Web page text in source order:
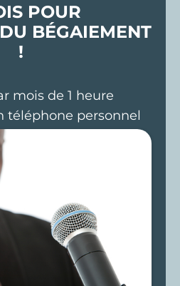
POUR
BÉGAIEMENT
!
mois de 1 heure
téléphone personnel